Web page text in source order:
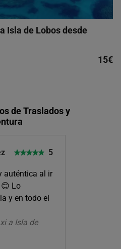
Isla de Lobos desde
15€
de Traslados y
5
auténtica al ir
Lo
y en todo el
a Isla de